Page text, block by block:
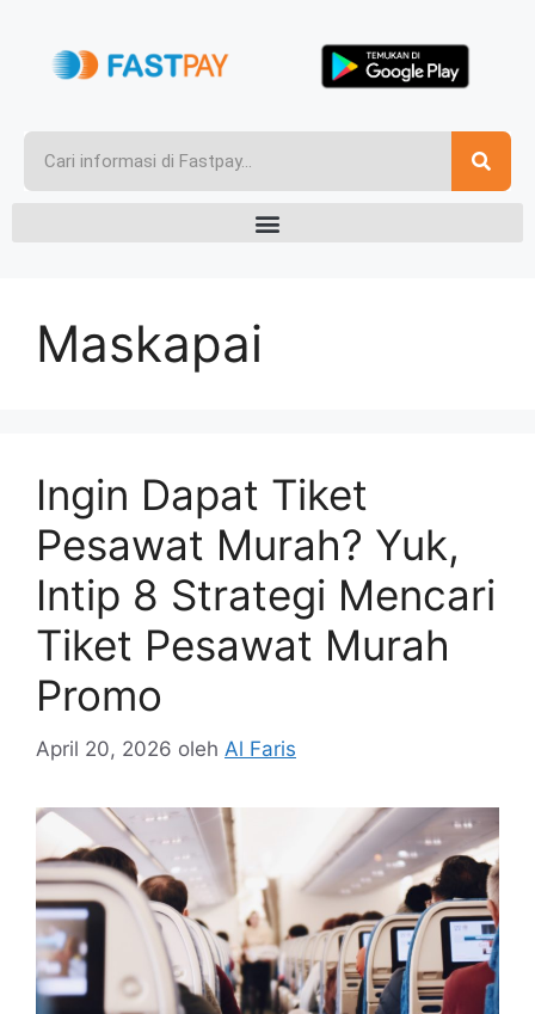
Maskapai
Ingin Dapat Tiket
Pesawat Murah? Yuk,
Intip 8 Strategi Mencari
Tiket Pesawat Murah
Promo
April 20, 2026 oleh Al Faris